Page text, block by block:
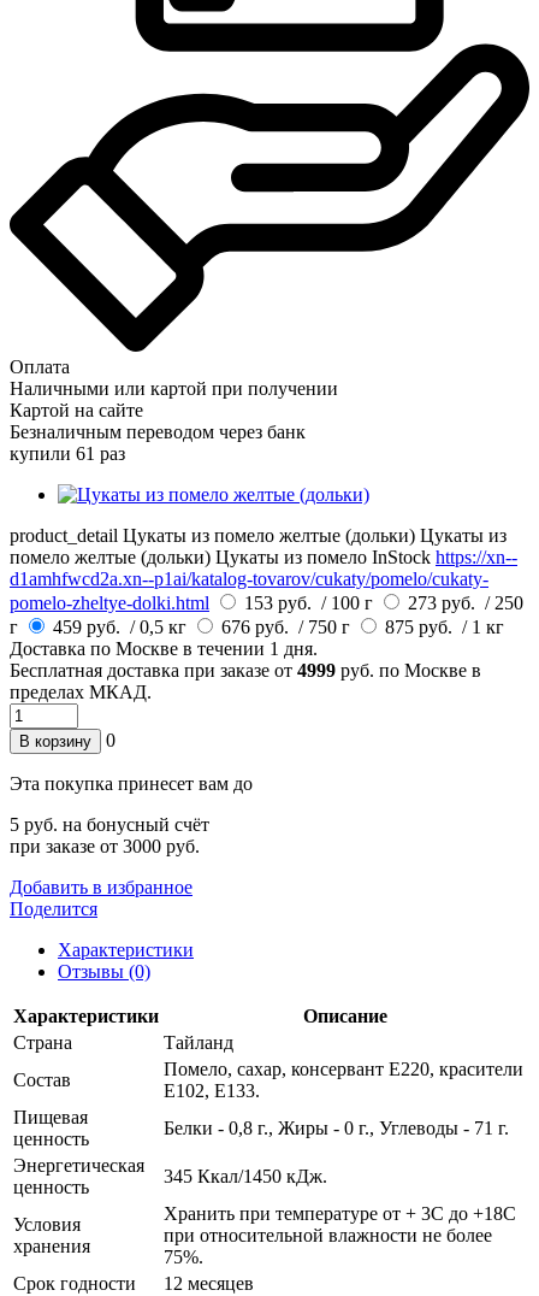
Оплата
Наличными или картой при получении
Картой на сайте
Безналичным переводом через банк
купили 61 раз
product_detail Цукаты из помело желтые (дольки) Цукаты из
помело желтые (дольки) Цукаты из помело InStock https://xn--
d1amhfwcd2a.xn--p1ai/katalog-tovarov/cukaty/pomelo/cukaty-
pomelo-zheltye-dolki.html
153 руб. / 100 г 273 руб. / 250
г
459 руб. / 0,5 кг 676 руб. / 750 г 875 руб. / 1 кг
Доставка по Москве в течении 1 дня.
Бесплатная доставка при заказе от 4999 руб. по Москве в
пределах МКАД.
В корзину 0
Эта покупка принесет вам до
5 руб. на бонусный счёт
при заказе от 3000 руб.
Добавить в избранное
Поделится
Характеристики
Отзывы (0)
Характеристики
Описание
Страна
Тайланд
Состав
Помело, сахар, консервант Е220, красители
Е102, Е133.
Пищевая
ценность
Белки - 0,8 г., Жиры - 0 г., Углеводы - 71 г.
Энергетическая
ценность
345 Ккал/1450 кДж.
Условия
хранения
Хранить при температуре от + 3С до +18С
при относительной влажности не более
75%.
Срок годности
12 месяцев